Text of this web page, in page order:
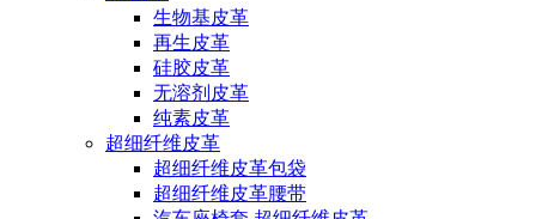
生物基皮革
再生皮革
硅胶皮革
无溶剂皮革
纯素皮革
超细纤维皮革
超细纤维皮革包袋
超细纤维皮革腰带